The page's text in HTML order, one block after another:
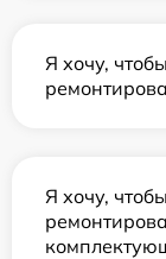
Я хочу,
Я хочу,